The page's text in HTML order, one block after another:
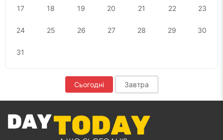
17 18 19 20 21 22 23
24 25 26 27 28 29 30
31
Сьогодні Завтра